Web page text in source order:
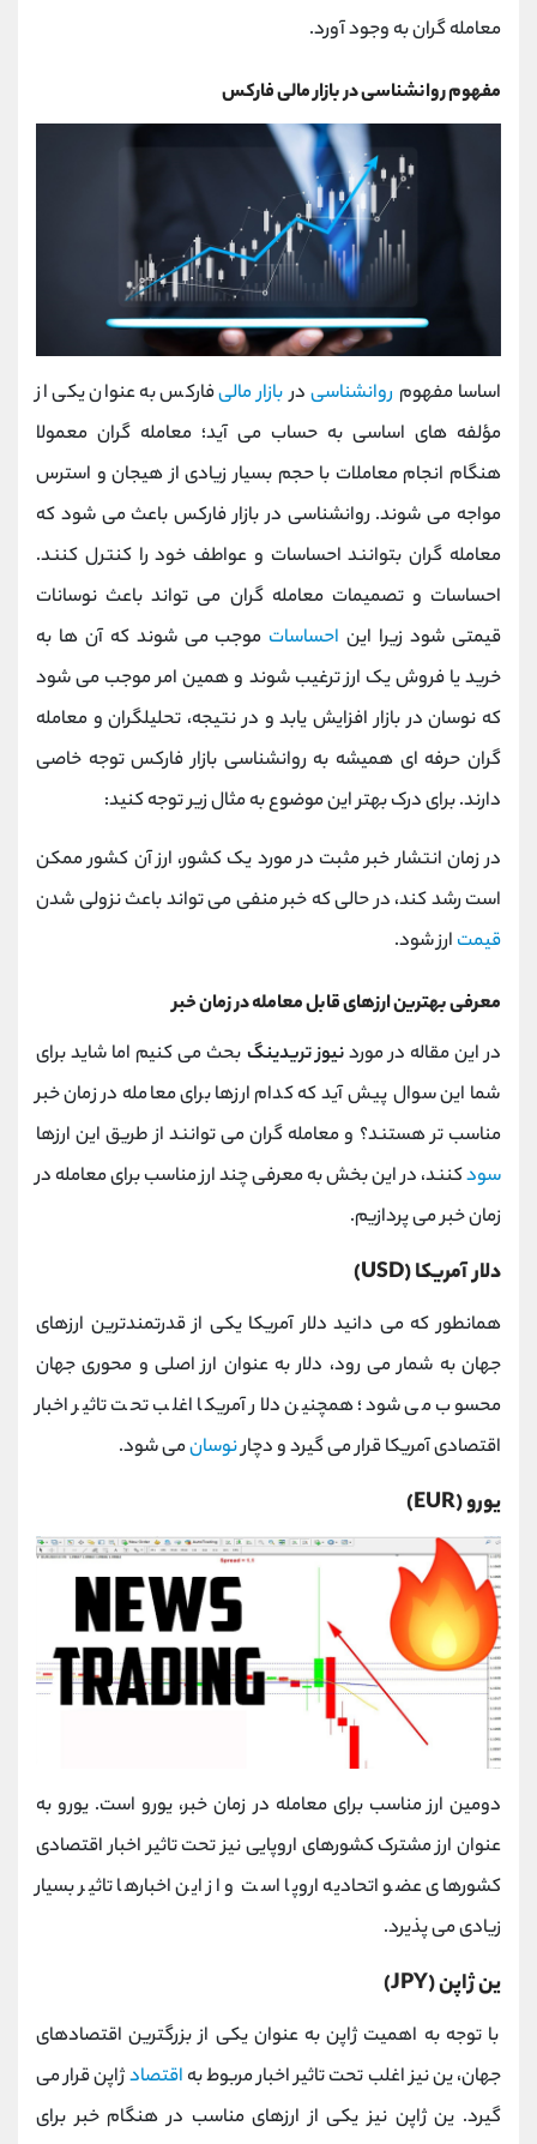
معامله گران به وجود آورد.
مفهوم روانشناسی در بازار مالی فارکس
اساسا مفهوم روانشناسی دربازار مالیفارکس به عنوان یکی از
مؤلفه ‌های اساسی به حساب می آید؛ معامله گران معمولا
هنگام انجام معاملات با حجم بسیار زیادی از هیجان و استرس
مواجه می شوند. روانشناسی در بازار فارکس باعث می شود که
معامله گران بتوانند احساسات و عواطف خود را کنترل کنند.
احساسات و تصمیمات معامله‌ گران می‌ تواند باعث نوسانات
قیمتی شود زیرا این احساسات موجب می شوند که آن ها به
خرید یا فروش یک ارز ترغیب شوند و همین امر موجب می شود
که نوسان در بازار افزایش یابد و در نتیجه، تحلیلگران و معامله‌
گران حرفه ای همیشه به روانشناسی بازار فارکس توجه خاصی
دارند. برای درک بهتر این موضوع به مثال زیر توجه کنید:
در زمان انتشار خبر مثبت در مورد یک کشور، ارز آن کشور ممکن
است رشد کند، در حالی که خبر منفی می‌ تواند باعث نزولی شدن
قیمت ارز شود.
معرفی بهترین ارزهای قابل معامله در زمان خبر
در این مقاله در موردنیوز تریدینگ بحث می کنیم اما شاید برای
شما این سوال پیش آید که کدام ارزها برای معامله در زمان خبر
مناسب ‌تر هستند؟ و معامله گران می توانند از طریق این ارزها
سودکنند، در این بخش به معرفی چند ارز مناسب برای معامله در
زمان خبر می پردازیم.
دلار آمریکا (USD)
همانطور که می دانید دلار آمریکا یکی از قدرتمندترین ارزهای
جهان به شمار می رود، دلار به عنوان ارز اصلی و محوری جهان
محسوب می شود؛ همچنین دلار آمریکا اغلب تحت تاثیر اخبار
اقتصادی آمریکا قرار می ‌گیرد و دچارنوسانمی شود.
یورو (EUR)
دومین ارز مناسب برای معامله در زمان خبر، یورو است. یورو به
عنوان ارز مشترک کشورهای اروپایی نیز تحت تاثیر اخبار اقتصادی
کشورهای عضو اتحادیه اروپا است و از این اخبارها تاثیر بسیار
زیادی می پذیرد.
ین ژاپن (JPY)
با توجه به اهمیت ژاپن به عنوان یکی از بزرگترین اقتصادهای
جهان، ین نیز اغلب تحت تاثیر اخبار مربوط به اقتصادژاپن قرار می
‌گیرد. ین ژاپن نیز یکی از ارزهای مناسب در هنگام خبر برای